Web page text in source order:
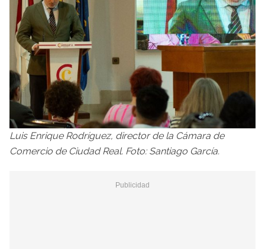
Luis Enrique Rodríguez, director de la Cámara de
Comercio de Ciudad Real. Foto: Santiago García.